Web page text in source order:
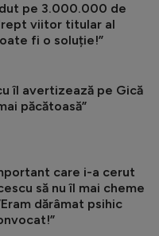
pe 3.000.000 de
viitor titular al
fi o soluție!”
îl avertizează pe Gică
păcătoasă”
care i-a cerut
să nu îl mai cheme
dărâmat psihic